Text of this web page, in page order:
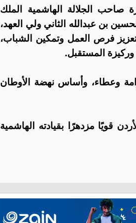
صاحب الجلالة الهاشمية الملك
بن عبدالله الثاني ولي العهد،
فرص العمل وتمكين الشباب،
وركيزة المستقبل.
وعطاء، وأساس نهضة الأوطان
قويًا مزدهرًا بقيادته الهاشمية